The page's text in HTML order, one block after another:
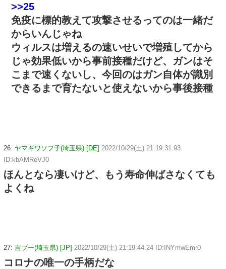
>>25
免疫に標的教えて攻撃させるってのは一緒だ
からいんじゃね
ウィルスは増えるの速いせいで増殖してから
じゃ効果低いから事前接種だけど、ガンはそ
こまで速くないし、今回のはガン自体が識別
できるまで育たないと使えないから事後接種
26: ヤマギワソフ子(埼玉県) [DE] 2022/10/29(土) 21:19:31.93
ID:kbAMReVJ0
ほんとなら凄いけど、もう寿命伸ばさなくても
よくね
27: 吉ブー(埼玉県) [JP] 2022/10/29(土) 21:19:44.24 ID:INYmwEmr0
コロナの唯一の手柄だな